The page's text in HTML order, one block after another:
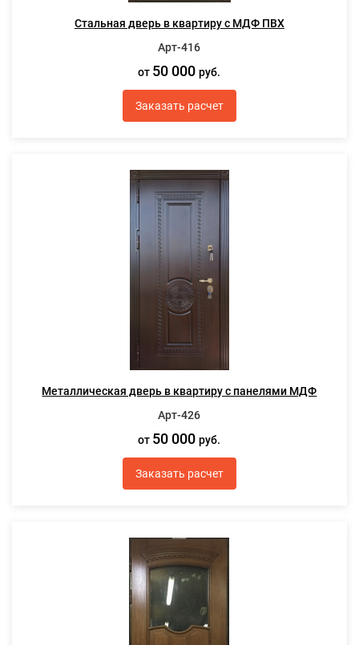
Стальная дверь в квартиру с МДФ ПВХ
Арт-416
от 50 000руб.
Заказать расчет
Металлическая дверь в квартиру с панелями МДФ
Арт-426
от 50 000руб.
Заказать расчет